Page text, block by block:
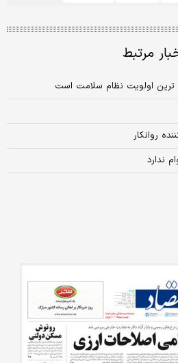
مرتبط
ترین اولویت نظام سلامت است
روانکار
ندارد